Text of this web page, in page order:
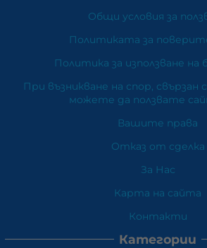
Общи условия за
Политиката за
Политика за използване на
При възникване на спор, свързан
можете да ползвате
Вашите права
Отказ от сделка
За Нас
Карта на сайта
Контакти
Категории